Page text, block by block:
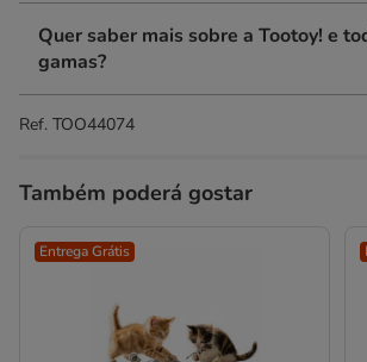
Quer saber mais sobre a Tootoy! e
gamas?
Ref. TOO44074
Também poderá gostar
Entrega Grátis